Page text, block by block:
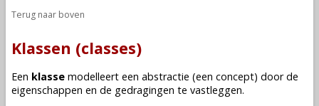
Terug naar boven
Klassen (classes)
Een klasse modelleert een abstractie (een concept) door de
eigenschappen en de gedragingen te vastleggen.